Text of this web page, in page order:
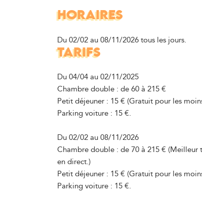
HORAIRES
Du 02/02 au 08/11/2026 tous les jours.
TARIFS
Du 04/04 au 02/11/2025
Chambre double : de 60 à 215 €
Petit déjeuner : 15 € (Gratuit pour les
Parking voiture : 15 €.
Du 02/02 au 08/11/2026
Chambre double : de 70 à 215 €
en direct.)
Petit déjeuner : 15 € (Gratuit pour les
Parking voiture : 15 €.